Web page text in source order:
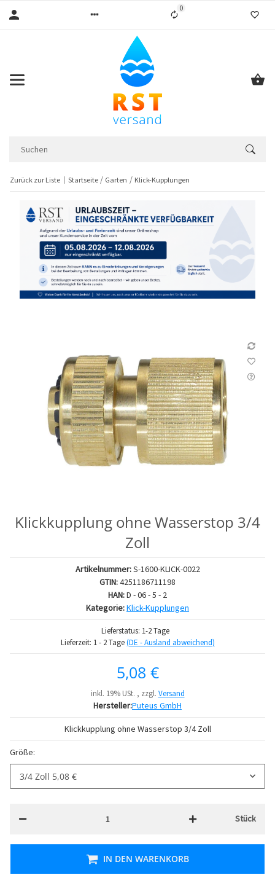
0Liste ist leer
Zurück zur Liste Startseite Garten Klick-Kupplungen
Klickkupplung ohne Wasserstop 3/4
Zoll
Artikelnummer:S-1600-KLICK-0022
GTIN:4251186711198
HAN:D - 06 - 5 - 2
Kategorie:Klick-Kupplungen
Lieferstatus: 1-2 Tage
Lieferzeit: 1 - 2 Tage(DE - Ausland abweichend)
5,08 €
inkl. 19% USt. , zzgl. Versand
Hersteller:Puteus GmbH
Klickkupplung ohne Wasserstop 3/4 Zoll
Größe:
3/4 Zoll 5,08 €
Stück
IN DEN WARENKORB